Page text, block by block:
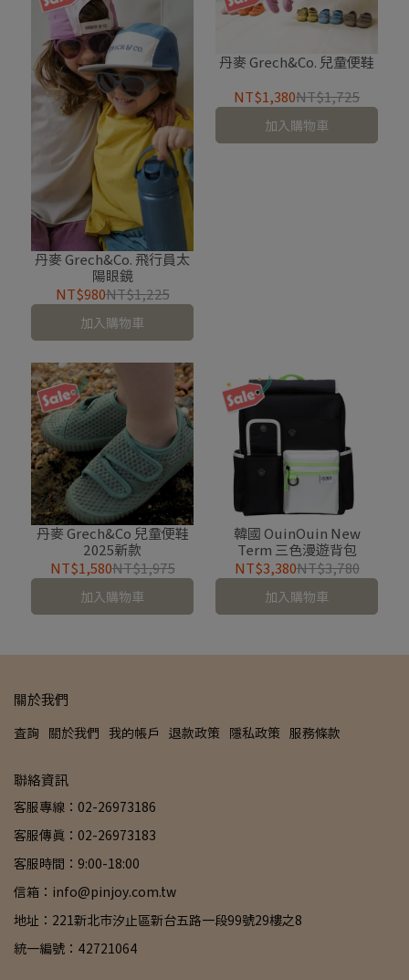
丹麥 Grech&Co. 飛行員太
陽眼鏡
NT$980NT$1,225
加入購物車
丹麥 Grech&Co. 兒童便鞋
NT$1,380NT$1,725
加入購物車
丹麥 Grech&Co 兒童便鞋
2025新款
NT$1,580NT$1,975
加入購物車
韓國 OuinOuin New
Term 三色漫遊背包
NT$3,380NT$3,780
加入購物車
關於我們
查詢 關於我們 我的帳戶 退款政策 隱私政策 服務條款
聯絡資訊
客服專線：02-26973186
客服傳真：02-26973183
客服時間：9:00-18:00
信箱：info@pinjoy.com.tw
地址：221新北市汐止區新台五路一段99號29樓之8
統一編號：42721064